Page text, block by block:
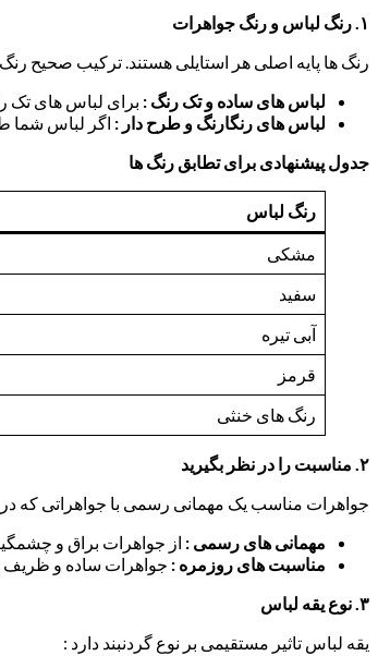
۱.رنگ لباس و رنگ جواهرات
رنگ ها پایه اصلی هر استایلی هستند. ترکیب صحیح
لباس های ساده و تک رنگ : برای لباس های تک
لباس های رنگارنگ و طرح دار : اگر لباس شما
جدول پیشنهادی برای تطابق رنگ ها
رنگ لباس
مشکی
سفید
آبی تیره
قرمز
رنگ های خنثی
۲. مناسبت را در نظر بگیرید
جواهرات مناسب یک مهمانی رسمی با جواهراتی که
مهمانی های رسمی : از جواهرات براق و
مناسبت های روزمره : جواهرات ساده و ظریف
۳.نوع یقه لباس
یقه لباس تاثیر مستقیمی بر نوع گردنبند دارد :